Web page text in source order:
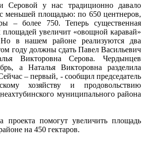
Серовой у нас традиционно давало
меньшей площадью: по 650 центнеров,
– более 750. Теперь существенная
увеличит «овощной каравай»
в нашем районе реализуются два
году должны сдать Павел Васильевич
Викторовна Серова. Чердынцев
а Наталья Викторовна разделила
– первый, - сообщил председатель
хозяйству и продовольствию
муниципального района
проекта помогут увеличить площадь
на 450 гектаров.